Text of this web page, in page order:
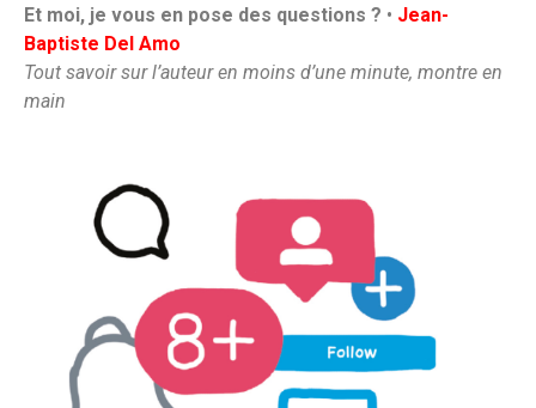
Et moi, je vous en pose des questions ? • Jean-
Baptiste Del Amo
Tout savoir sur l’auteur en moins d’une minute, montre en
main